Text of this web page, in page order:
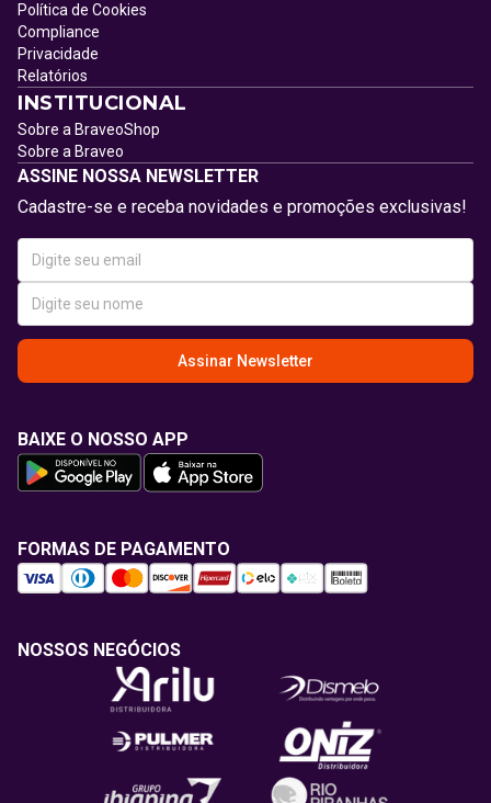
Política de Cookies
Compliance
Privacidade
Relatórios
INSTITUCIONAL
Sobre a BraveoShop
Sobre a Braveo
ASSINE NOSSA NEWSLETTER
Cadastre-se e receba novidades e promoções exclusivas!
Assinar Newsletter
BAIXE O NOSSO APP
FORMAS DE PAGAMENTO
NOSSOS NEGÓCIOS